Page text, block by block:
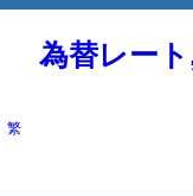
為替レー
繁